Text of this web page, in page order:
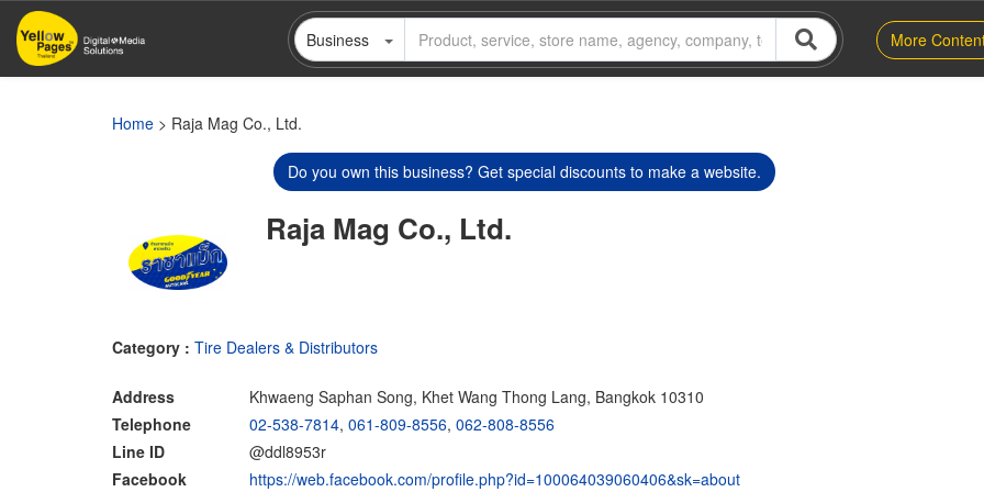
Skip
main
Business More
Home > Raja Mag Co., Ltd.
Do you own this business? Get special discounts to make a website.
Raja Mag Co., Ltd.
Category : Tire Dealers & Distributors
Address
Khwaeng Saphan Song, Khet Wang Thong Lang, Bangkok 10310
Telephone
02-538-7814, 061-809-8556, 062-808-8556
Line ID
@ddl8953r
Facebook
https://web.facebook.com/profile.php?id=100064039060406&sk=about